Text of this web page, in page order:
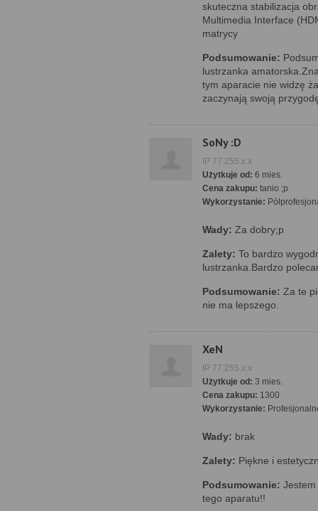
skuteczna stabilizacja
Multimedia Interface
matrycy
Podsumowanie:
lustrzanka
tym aparacie nie widzę
zaczynają swoją
SoNy :D
IP 77.255.x.x
Użytkuje od: 6 mies.
Cena zakupu: tanio ;p
Wykorzystanie:
Wady: Za dobry;p
Zalety: To bardzo
lustrzanka.Bardzo
Podsumowanie: Za te
nie ma lepszego.
XeN
IP 77.255.x.x
Użytkuje od: 3 mies.
Cena zakupu: 1300
Wykorzystanie:
Wady: brak
Zalety: Piękne i
Podsumowanie:
tego aparatu!!